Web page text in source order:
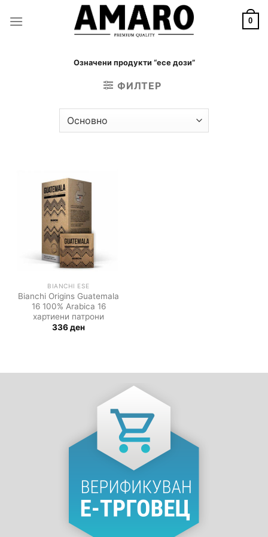
0
Означени продукти “есе дози”
ФИЛТЕР
BIANCHI ESE
Bianchi Origins Guatemala
16 100% Arabica 16
хартиени патрони
336ден